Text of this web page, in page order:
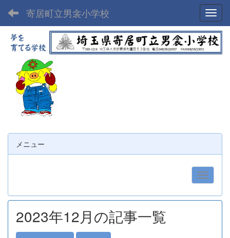
寄居町立男衾小学校
メニュー
2023年12月の記事一覧